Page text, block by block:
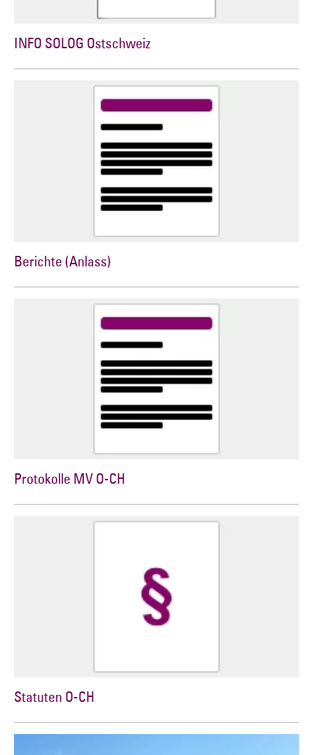
INFO SOLOG Ostschweiz
Berichte (Anlass)
Protokolle MV O-CH
Statuten O-CH